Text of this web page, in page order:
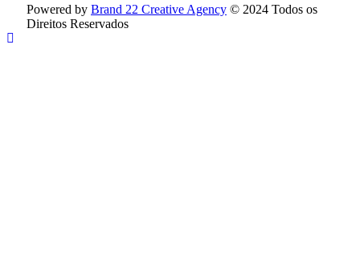
Powered by Brand 22 Creative Agency © 2024 Todos os
Direitos Reservados